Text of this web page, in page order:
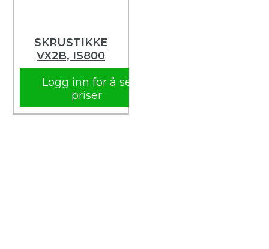
SKRUSTIKKE
VX2B, IS800
Logg inn for å se
priser